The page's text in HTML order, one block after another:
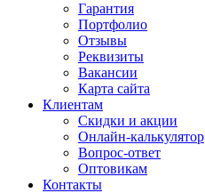
Гарантия
Портфолио
Отзывы
Реквизиты
Вакансии
Карта сайта
Клиентам
Скидки и акции
Онлайн-калькулятор
Вопрос-ответ
Оптовикам
Контакты